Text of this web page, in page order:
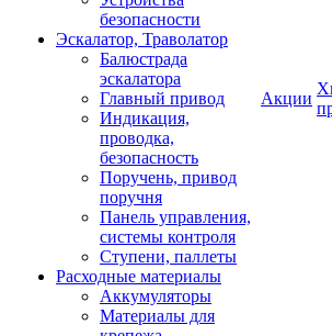
безопасности
Эскалатор, Траволатор
Балюстрада
эскалатора
Главный привод
Индикация,
проводка,
безопасность
Поручень, привод
поручня
Панель управления,
системы контроля
Ступени, паллеты
Расходные материалы
Аккумуляторы
Материалы для
Акции